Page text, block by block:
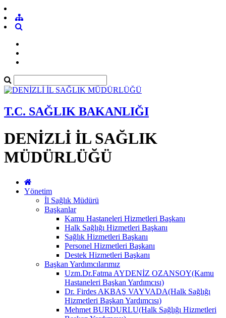
T.C. SAĞLIK BAKANLIĞI
DENİZLİ İL SAĞLIK
MÜDÜRLÜĞÜ
Yönetim
İl Sağlık Müdürü
Başkanlar
Kamu Hastaneleri Hizmetleri Başkanı
Halk Sağlığı Hizmetleri Başkanı
Sağlık Hizmetleri Başkanı
Personel Hizmetleri Başkanı
Destek Hizmetleri Başkanı
Başkan Yardımcılarımız
Uzm.Dr.Fatma AYDENİZ OZANSOY(Kamu
Hastaneleri Başkan Yardımcısı)
Dr. Firdes AKBAŞ VAYVADA(Halk Sağlığı
Hizmetleri Başkan Yardımcısı)
Mehmet BURDURLU(Halk Sağlığı Hizmetleri